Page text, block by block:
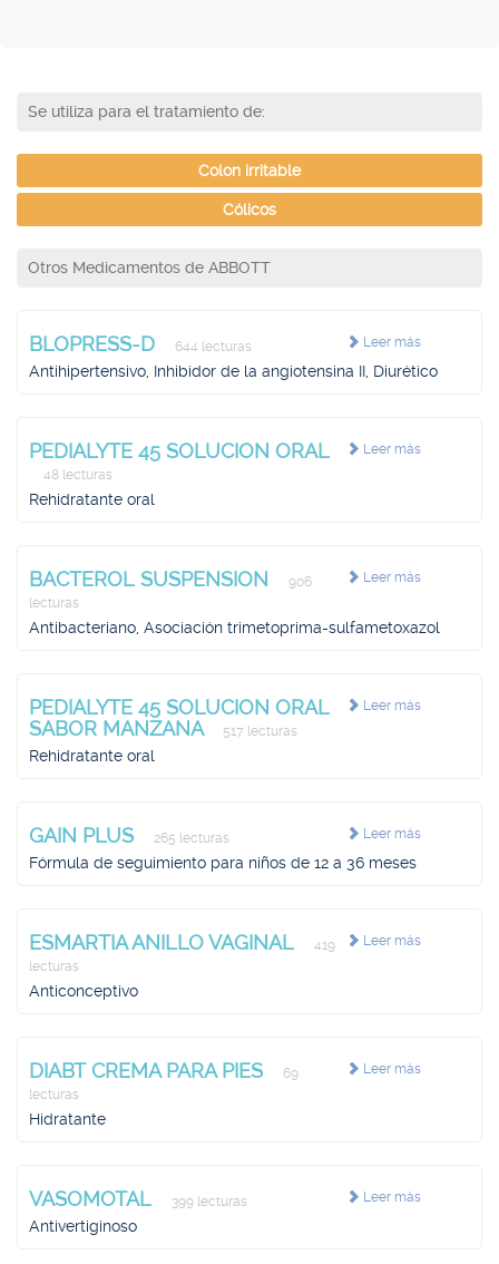
Se utiliza para el tratamiento de:
Colon irritable
Cólicos
Otros Medicamentos de ABBOTT
Leer más
BLOPRESS-D 644 lecturas
Antihipertensivo, Inhibidor de la angiotensina II, Diurético
Leer más
PEDIALYTE 45 SOLUCION ORAL
48 lecturas
Rehidratante oral
Leer más
BACTEROL SUSPENSION
906
lecturas
Antibacteriano, Asociación trimetoprima-sulfametoxazol
Leer más
PEDIALYTE 45 SOLUCION ORAL
SABOR MANZANA
517 lecturas
Rehidratante oral
Leer más
GAIN PLUS 265 lecturas
Fórmula de seguimiento para niños de 12 a 36 meses
Leer más
ESMARTIA ANILLO VAGINAL
419
lecturas
Anticonceptivo
Leer más
DIABT CREMA PARA PIES
69
lecturas
Hidratante
Leer más
VASOMOTAL 399 lecturas
Antivertiginoso